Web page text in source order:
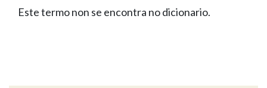
FIGURAS HOMENAXEADAS
Facebook
TwitterYoutubeInstagram
Bluesky
BUSCAR NOS LEMAS
Remata por
Este termo non se encontra no dicionario.